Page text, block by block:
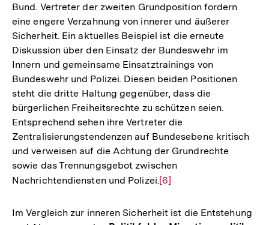
Bund. Vertreter der zweiten Grundposition fordern
eine engere Verzahnung von innerer und äußerer
Sicherheit. Ein aktuelles Beispiel ist die erneute
Diskussion über den Einsatz der Bundeswehr im
Innern und gemeinsame Einsatztrainings von
Bundeswehr und Polizei. Diesen beiden Positionen
steht die dritte Haltung gegenüber, dass die
bürgerlichen Freiheitsrechte zu schützen seien.
Entsprechend sehen ihre Vertreter die
Zentralisierungstendenzen auf Bundesebene kritisch
und verweisen auf die Achtung der Grundrechte
sowie das Trennungsgebot zwischen
Nachrichtendiensten und Polizei.Zur
der
[6]
Im Vergleich zur inneren Sicherheit ist die Entstehung